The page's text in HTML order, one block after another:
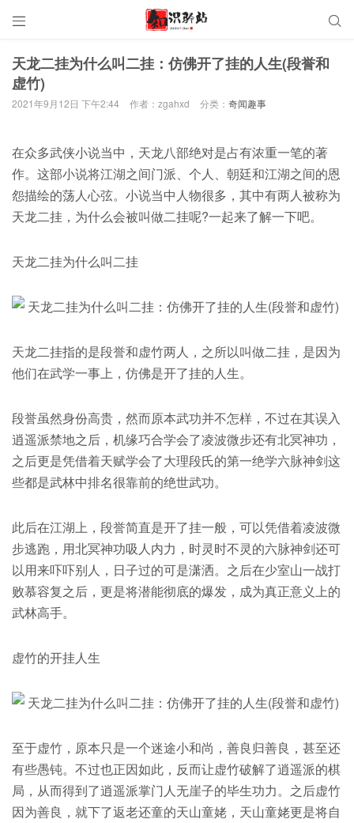
 
天龙二挂为什么叫二挂：仿佛开了挂的人生(段誉和
虚竹)
2021年9月12日 下午2:44 作者：zgahxd 分类： 奇闻趣事
在众多武侠小说当中，天龙八部绝对是占有浓重一笔的著
作。这部小说将江湖之间门派、个人、朝廷和江湖之间的恩
怨描绘的荡人心弦。小说当中人物很多，其中有两人被称为
天龙二挂，为什么会被叫做二挂呢?一起来了解一下吧。
天龙二挂为什么叫二挂
天龙二挂指的是段誉和虚竹两人，之所以叫做二挂，是因为
他们在武学一事上，仿佛是开了挂的人生。
段誉虽然身份高贵，然而原本武功并不怎样，不过在其误入
逍遥派禁地之后，机缘巧合学会了凌波微步还有北冥神功，
之后更是凭借着天赋学会了大理段氏的第一绝学六脉神剑这
些都是武林中排名很靠前的绝世武功。
此后在江湖上，段誉简直是开了挂一般，可以凭借着凌波微
步逃跑，用北冥神功吸人内力，时灵时不灵的六脉神剑还可
以用来吓吓别人，日子过的可是潇洒。之后在少室山一战打
败慕容复之后，更是将潜能彻底的爆发，成为真正意义上的
武林高手。
虚竹的开挂人生
至于虚竹，原本只是一个迷途小和尚，善良归善良，甚至还
有些愚钝。不过也正因如此，反而让虚竹破解了逍遥派的棋
局，从而得到了逍遥派掌门人无崖子的毕生功力。之后虚竹
因为善良，就下了返老还童的天山童姥，天山童姥更是将自